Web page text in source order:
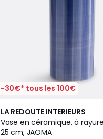
-30€* tous les 100€
LA REDOUTE INTERIEURS
Vase en céramique, à
25 cm, JAOMA
5
/
5